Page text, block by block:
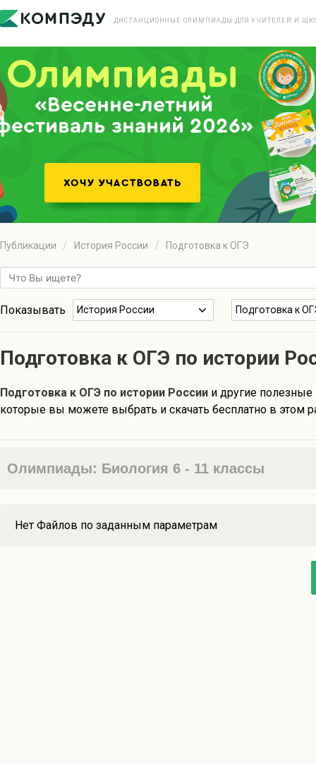
ДИСТАНЦИОННЫЕ ОЛИМПИАДЫ ДЛЯ УЧИТЕЛЕЙ И
«Весенне-летний
знаний 2026»
Публикации История России Подготовка к ОГЭ
Показывать История России Подготовка к
Подготовка к ОГЭ по истории
Подготовка к ОГЭ по истории России и другие
которые вы можете выбрать и скачать бесплатно в этом
Олимпиады: Биология 6 - 11 классы
Нет Файлов по заданным параметрам